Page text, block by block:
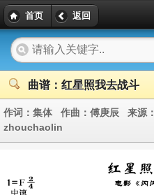
首页 返回
曲谱：红星照我去战斗
作词： 集体 作曲： 傅庚辰 来源：
zhouchaolin